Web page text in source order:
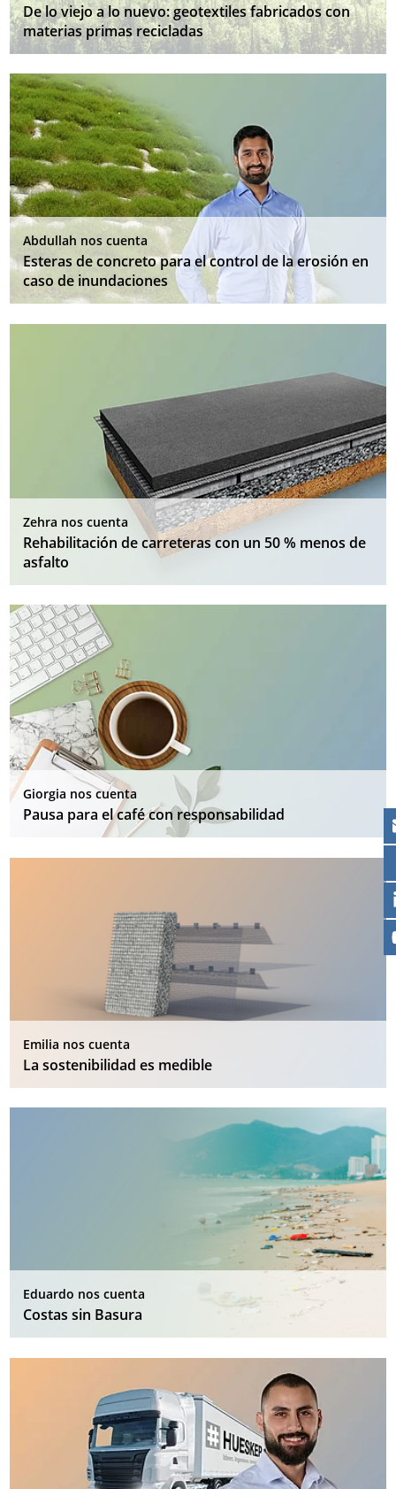
De lo viejo a lo nuevo: geotextiles fabricados con
materias primas recicladas
Abdullah nos cuenta
Esteras de concreto para el control de la erosión en
caso de inundaciones
Zehra nos cuenta
Rehabilitación de carreteras con un 50 % menos de
asfalto
Giorgia nos cuenta
Pausa para el café con responsabilidad
Emilia nos cuenta
La sostenibilidad es medible
Eduardo nos cuenta
Costas sin Basura